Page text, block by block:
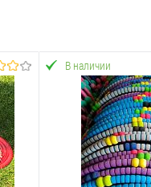
В наличии